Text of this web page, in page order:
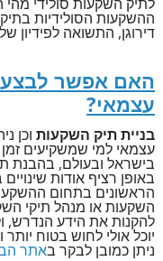
ההשקעות הסולידיות
דירוגן, התשואה לפידיון
האם אפשר לבצע
עצמאי?
בניית תיק השקעותוכן
עצמאי למי שמשקיעים
בישראל ובעולם, בהבנת
באופן רציף אודות
הראשונים בתחום
השקעות או מנהל תיקי
להקנות את הידע הנדרש,
יוכל אולי לחוש בטוח
ניתן כמובן לבקר באתר